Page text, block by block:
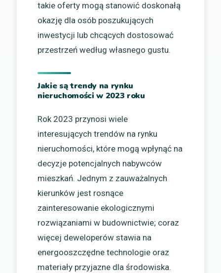
takie oferty mogą stanowić doskonałą
okazję dla osób poszukujących
inwestycji lub chcących dostosować
przestrzeń według własnego gustu.
Jakie są trendy na rynku
nieruchomości w 2023 roku
Rok 2023 przynosi wiele
interesujących trendów na rynku
nieruchomości, które mogą wpłynąć na
decyzje potencjalnych nabywców
mieszkań. Jednym z zauważalnych
kierunków jest rosnące
zainteresowanie ekologicznymi
rozwiązaniami w budownictwie; coraz
więcej deweloperów stawia na
energooszczędne technologie oraz
materiały przyjazne dla środowiska.